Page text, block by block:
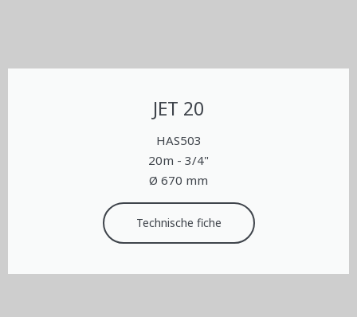
JET 20
HAS503
20m - 3/4"
Ø 670 mm
Technische fiche